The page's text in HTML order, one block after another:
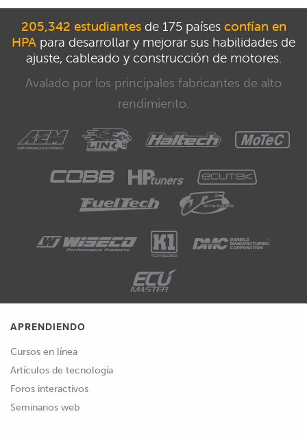
205,342 estudiantesde 175 países confían en
HPA para desarrollar y mejorar sus habilidades de
ajuste, cableado y construcción de motores.
Avalado por los principales fabricantes de alto
rendimiento.
APRENDIENDO
Cursos en línea
Artículos de tecnología
Foros interactivos
Seminarios web